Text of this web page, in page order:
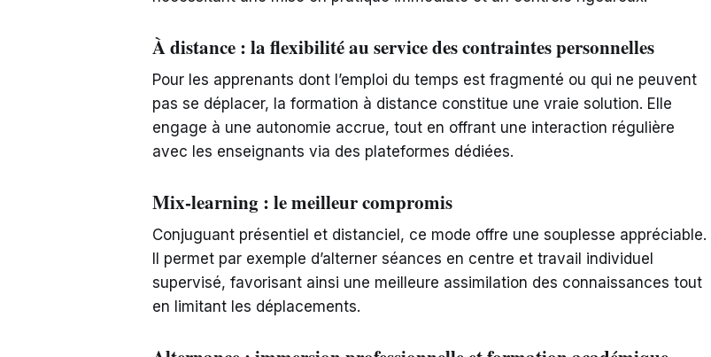
À distance : la flexibilité au service des contraintes personnelles
Pour les apprenants dont l’emploi du temps est fragmenté ou qui ne peuvent
pas se déplacer, la formation à distance constitue une vraie solution. Elle
engage à une autonomie accrue, tout en offrant une interaction régulière
avec les enseignants via des plateformes dédiées.
Mix-learning : le meilleur compromis
Conjuguant présentiel et distanciel, ce mode offre une souplesse appréciable.
Il permet par exemple d’alterner séances en centre et travail individuel
supervisé, favorisant ainsi une meilleure assimilation des connaissances tout
en limitant les déplacements.